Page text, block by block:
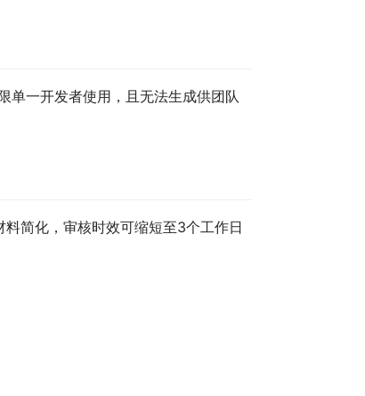
单一开发者使用，且无法生成供团队
简化，审核时效可缩短至3个工作日